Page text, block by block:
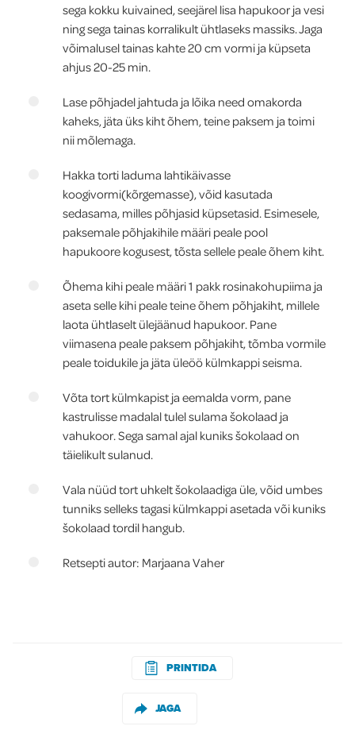
sega kokku kuivained, seejärel lisa hapukoor ja vesi
ning sega tainas korralikult ühtlaseks massiks. Jaga
võimalusel tainas kahte 20 cm vormi ja küpseta
ahjus 20-25 min.
Lase põhjadel jahtuda ja lõika need omakorda
kaheks, jäta üks kiht õhem, teine paksem ja toimi
nii mõlemaga.
Hakka torti laduma lahtikäivasse
koogivormi(kõrgemasse), võid kasutada
sedasama, milles põhjasid küpsetasid. Esimesele,
paksemale põhjakihile määri peale pool
hapukoore kogusest, tõsta sellele peale õhem kiht.
Õhema kihi peale määri 1 pakk rosinakohupiima ja
aseta selle kihi peale teine õhem põhjakiht, millele
laota ühtlaselt ülejäänud hapukoor. Pane
viimasena peale paksem põhjakiht, tõmba vormile
peale toidukile ja jäta üleöö külmkappi seisma.
Võta tort külmkapist ja eemalda vorm, pane
kastrulisse madalal tulel sulama šokolaad ja
vahukoor. Sega samal ajal kuniks šokolaad on
täielikult sulanud.
Vala nüüd tort uhkelt šokolaadiga üle, võid umbes
tunniks selleks tagasi külmkappi asetada või kuniks
šokolaad tordil hangub.
Retsepti autor: Marjaana Vaher
PRINTIDA
JAGA